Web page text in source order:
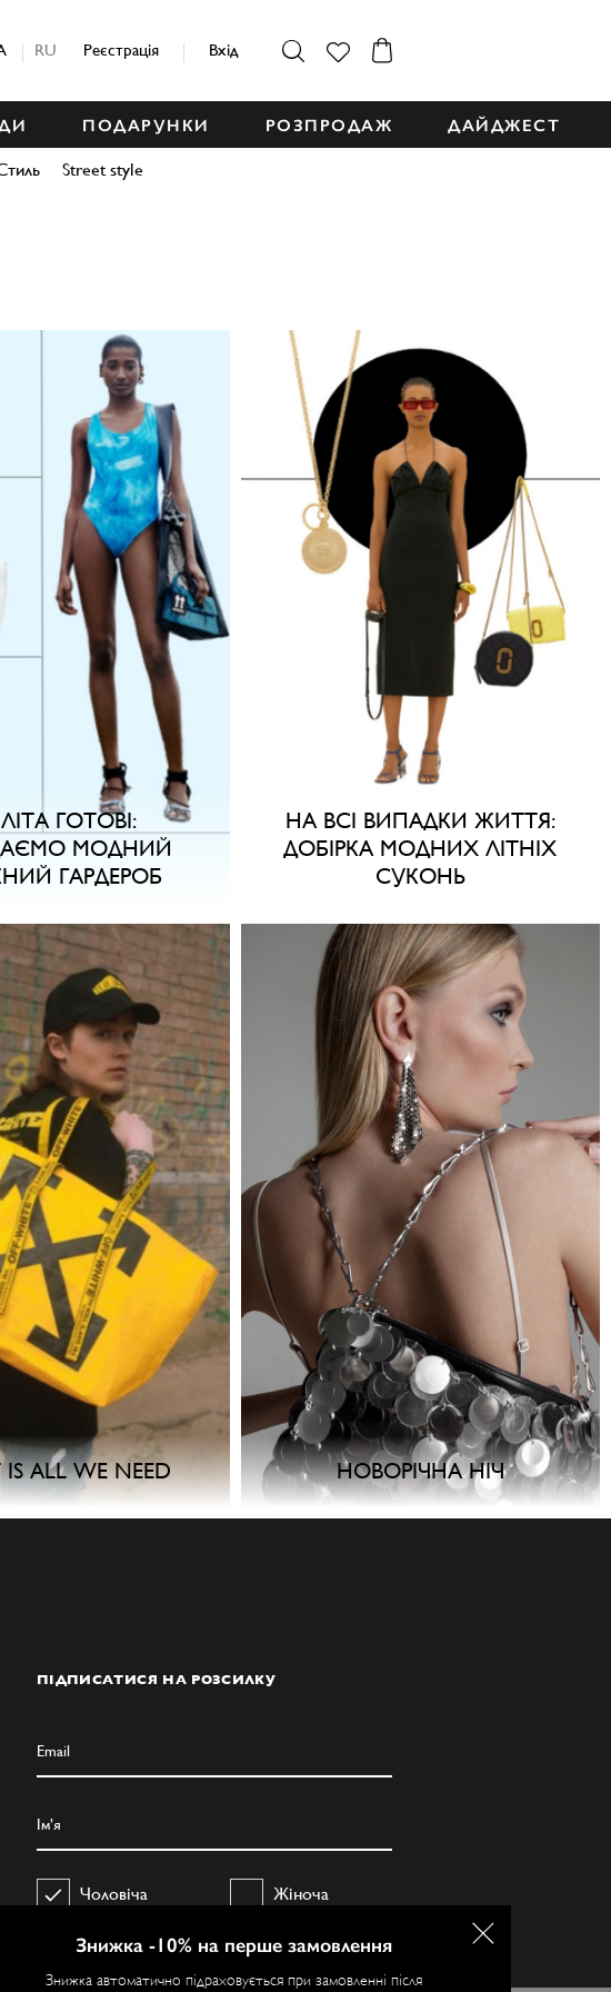
RU Реєстрація Вхід
ПОДАРУНКИ РОЗПРОДАЖ ДАЙДЖЕСТ
Street style
ГОТОВІ:
МОДНИЙ
ГАРДЕРОБ
НА ВСІ ВИПАДКИ ЖИТТЯ:
ДОБІРКА МОДНИХ ЛІТНІХ
СУКОНЬ
IS ALL WE NEED НОВОРІЧНА НІЧ
ПІДПИСАТИСЯ НА РОЗСИЛКУ
Чоловіча Жіноча
ПІДПИСАТИСЯ
Знижка -10% на перше замовлення
Знижка автоматично підраховується при замовленні після